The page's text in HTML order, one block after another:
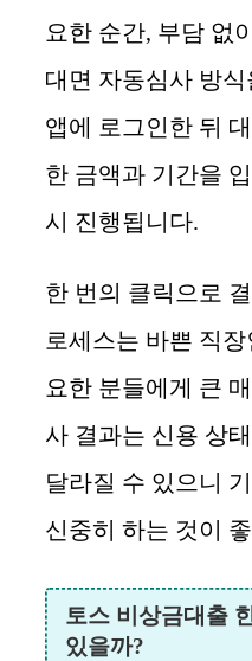
요한 순간, 부담 없
대면 자동심사 방
앱에 로그인한 뒤
한 금액과 기간을
시 진행됩니다.
한 번의 클릭으로
로세스는 바쁜 직
요한 분들에게 큰
사 결과는 신용 상
달라질 수 있으니
신중히 하는 것이
토스 비상금대출
있을까?